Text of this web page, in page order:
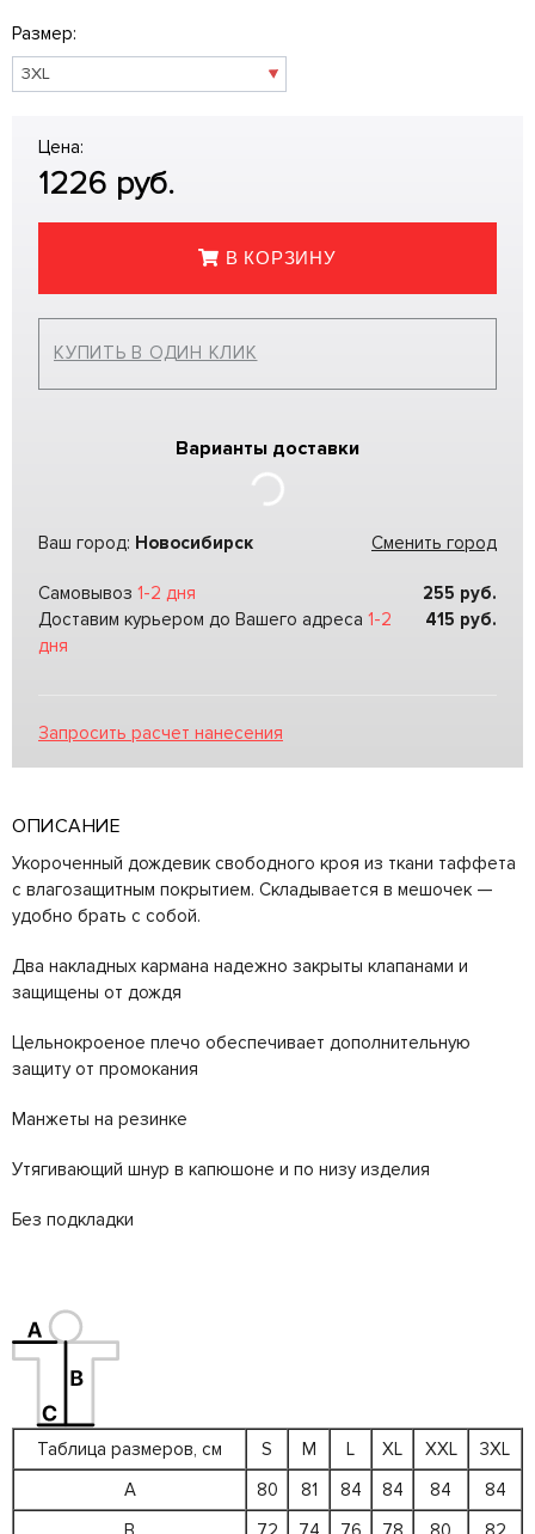
Размер:
Цена:
1226 руб.
В КОРЗИНУ
КУПИТЬ В ОДИН КЛИК
Варианты доставки
Ваш город: Новосибирск Сменить город
Самовывоз 1-2 дня 255 руб.
Доставим курьером до Вашего адреса 1-2
дня
415 руб.
Запросить расчет нанесения
ОПИСАНИЕ
Укороченный дождевик свободного кроя из ткани таффета
с влагозащитным покрытием. Складывается в мешочек —
удобно брать с собой.
Два накладных кармана надежно закрыты клапанами и
защищены от дождя
Цельнокроеное плечо обеспечивает дополнительную
защиту от промокания
Манжеты на резинке
Утягивающий шнур в капюшоне и по низу изделия
Без подкладки
Таблица размеров, см S M L XL XXL
3XL
A
80 81 84 84 84
84